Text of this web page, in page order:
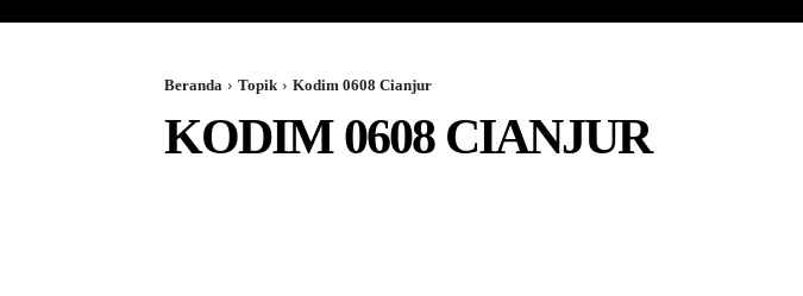
Beranda Topik Kodim 0608 Cianjur
KODIM 0608 CIANJUR